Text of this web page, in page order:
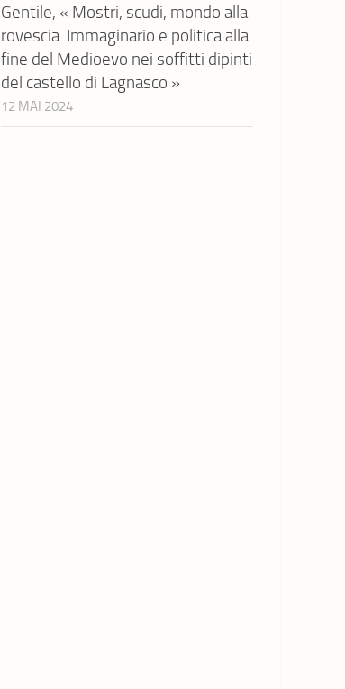
Gentile, « Mostri, scudi, mondo alla
rovescia. Immaginario e politica alla
fine del Medioevo nei soffitti dipinti
del castello di Lagnasco »
12 MAI 2024